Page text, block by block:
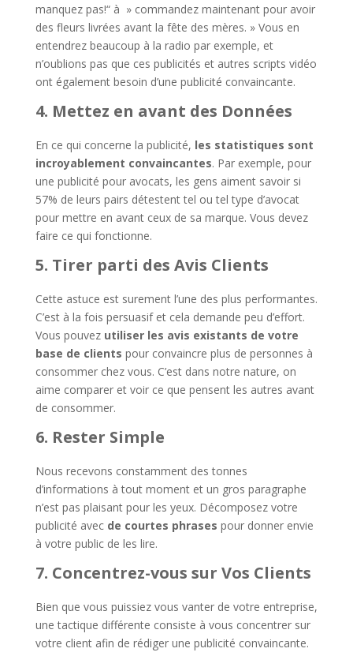
manquez pas!“ à » commandez maintenant pour avoir
des fleurs livrées avant la fête des mères. » Vous en
entendrez beaucoup à la radio par exemple, et
n’oublions pas que ces publicités et autres scripts vidéo
ont également besoin d’une publicité convaincante.
4. Mettez en avant des Données
En ce qui concerne la publicité, les statistiques sont
incroyablement convaincantes. Par exemple, pour
une publicité pour avocats, les gens aiment savoir si
57% de leurs pairs détestent tel ou tel type d’avocat
pour mettre en avant ceux de sa marque. Vous devez
faire ce qui fonctionne.
5. Tirer parti des Avis Clients
Cette astuce est surement l’une des plus performantes.
C’est à la fois persuasif et cela demande peu d’effort.
Vous pouvezutiliser les avis existants de votre
base de clients pour convaincre plus de personnes à
consommer chez vous. C’est dans notre nature, on
aime comparer et voir ce que pensent les autres avant
de consommer.
6. Rester Simple
Nous recevons constamment des tonnes
d’informations à tout moment et un gros paragraphe
n’est pas plaisant pour les yeux. Décomposez votre
publicité avec de courtes phrases pour donner envie
à votre public de les lire.
7. Concentrez-vous sur Vos Clients
Bien que vous puissiez vous vanter de votre entreprise,
une tactique différente consiste à vous concentrer sur
votre client afin de rédiger une publicité convaincante.